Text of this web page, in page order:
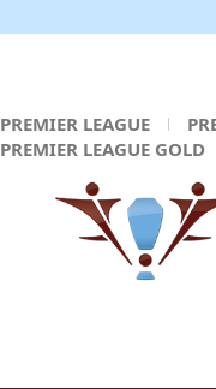
PREMIER LEAGUE
PREMIER LEAGUE GOLD